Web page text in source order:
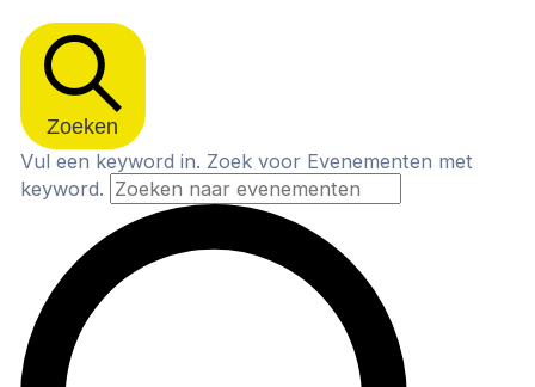
Zoeken
Vul een keyword in. Zoek voor Evenementen met
keyword.